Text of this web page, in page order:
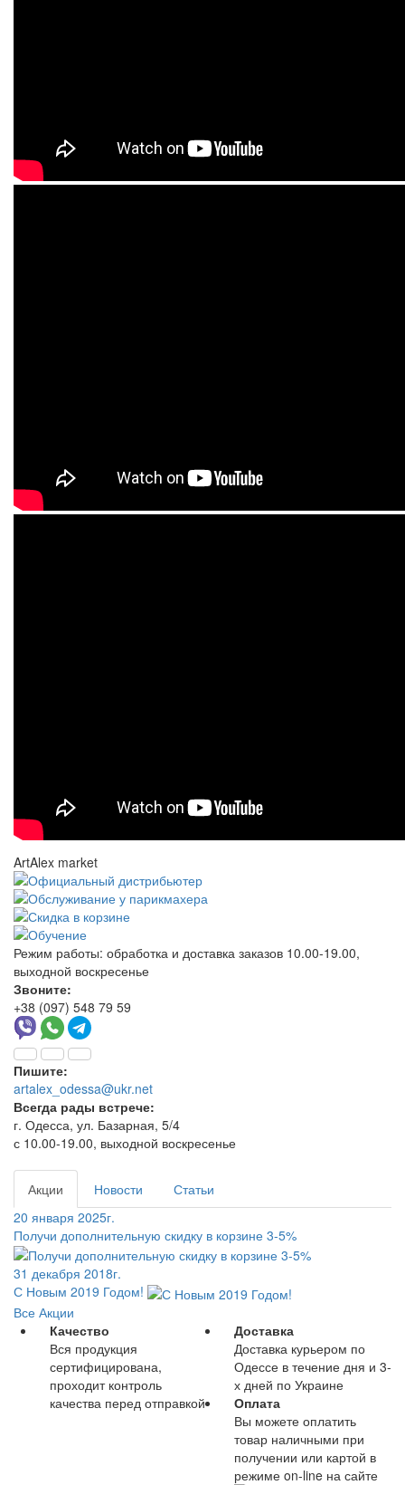
ArtAlex market
Режим работы: обработка и доставка заказов 10.00-19.00,
выходной воскресенье
Звоните:
+38 (097) 548 79 59
Пишите:
artalex_odessa@ukr.net
Всегда рады встрече:
г. Одесса, ул. Базарная, 5/4
с 10.00-19.00, выходной воскресенье
Акции Новости
Статьи
20 января 2025г.
Получи дополнительную скидку в корзине 3-5%
31 декабря 2018г.
С Новым 2019 Годом!
Все Акции
Качество
Вся продукция
сертифицирована,
проходит контроль
качества перед отправкой
Доставка
Доставка курьером по
Одессе в течение дня и 3-
х дней по Украине
Оплата
Вы можете оплатить
товар наличными при
получении или картой в
режиме on-line на сайте